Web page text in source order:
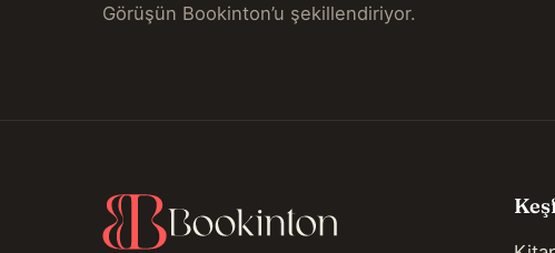
Görüşün Bookinton’u şekillendiriyor.